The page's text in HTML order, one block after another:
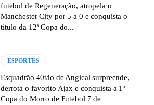
futebol de Regeneração, atropela o
Manchester City por 5 a 0 e conquista o
título da 12ª Copa do...
ESPORTES
Esquadrão 40tão de Angical surpreende,
derrota o favorito Ajax e conquista a 1ª
Copa do Morro de Futebol 7 de